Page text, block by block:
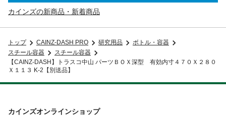
カインズの新商品・新着商品
トップ CAINZ-DASH PRO 研究用品
ボトル・容器
スチール容器
スチール容器
【CAINZ-DASH】トラスコ中山 パーツＢＯＸ深型 有効内寸４７０Ｘ２８０
Ｘ１１３ K-2【別送品】
カインズオンラインショップ